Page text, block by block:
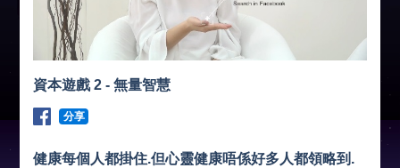
資本遊戲 2 - 無量智慧
分享
健康每個人都掛住.但心靈健康唔係好多人都領略到.